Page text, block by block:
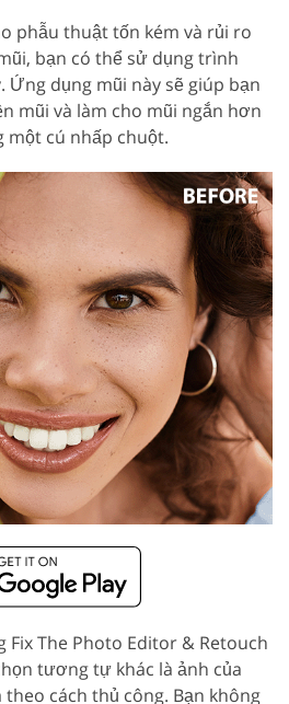
phẫu thuật tốn kém và rủi ro
bạn có thể sử dụng trình
Ứng dụng mũi này sẽ giúp bạn
mũi và làm cho mũi ngắn hơn
một cú nhấp chuột.
The Photo Editor & Retouch
tương tự khác là ảnh của
cách thủ công. Bạn không